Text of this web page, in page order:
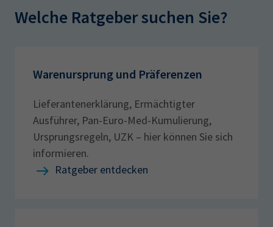
Welche Ratgeber suchen Sie?
Warenursprung und Präferenzen
Lieferantenerklärung, Ermächtigter
Ausführer, Pan-Euro-Med-Kumulierung,
Ursprungsregeln, UZK – hier können Sie sich
informieren.
Ratgeber entdecken